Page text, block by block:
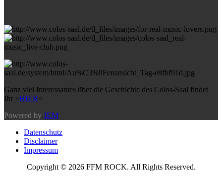
Ganz viel Interessantes über die Geschichte des Colos-Saal findet
Ihr >HIER<
Powered by JEM
Datenschutz
Disclaimer
Impressum
Copyright © 2026 FFM ROCK. All Rights Reserved.